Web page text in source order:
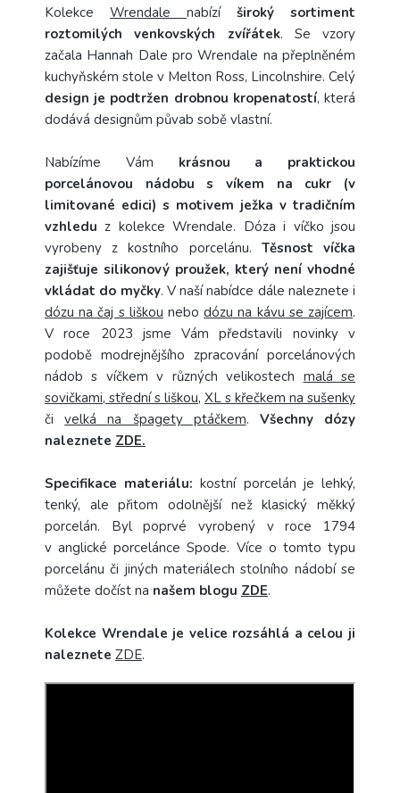
Kolekce Wrendale nabízí široký sortiment
roztomilých venkovských zvířátek. Se vzory
začala Hannah Dale pro Wrendale na přeplněném
kuchyňském stole v Melton Ross, Lincolnshire. Celý
design je podtržen drobnou kropenatostí, která
dodává designům půvab sobě vlastní.
Nabízíme Vám krásnou a praktickou
porcelánovou nádobu s víkem na cukr (v
limitované edici) s motivem ježka v tradičním
vzhledu z kolekce Wrendale. Dóza i víčko jsou
vyrobeny z kostního porcelánu. Těsnost víčka
zajišťuje silikonový proužek, který není vhodné
vkládat do myčky. V naší nabídce dále naleznete i
dózu na čaj s liškou nebodózu na kávu se zajícem.
V roce 2023 jsme Vám představili novinky v
podobě modrejnějšího zpracování porcelánových
nádob s víčkem v různých velikostech malá se
sovičkami, střední s liškou, XL s křečkem na sušenky
čivelká na špagety ptáčkem. Všechny dózy
naleznete ZDE.
Specifikace materiálu: kostní porcelán je lehký,
tenký, ale přitom odolnější než klasický měkký
porcelán. Byl poprvé vyrobený v roce 1794
v anglické porcelánce Spode. Více o tomto typu
porcelánu či jiných materiálech stolního nádobí se
můžete dočíst na našem blogu ZDE.
Kolekce Wrendale je velice rozsáhlá a celou ji
naleznete ZDE.